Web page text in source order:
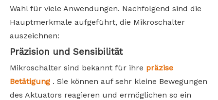
Wahl für viele Anwendungen. Nachfolgend sind die
Hauptmerkmale aufgeführt, die Mikroschalter
auszeichnen:
Präzision und Sensibilität
Mikroschalter sind bekannt für ihre präzise
Betätigung . Sie können auf sehr kleine Bewegungen
des Aktuators reagieren und ermöglichen so ein